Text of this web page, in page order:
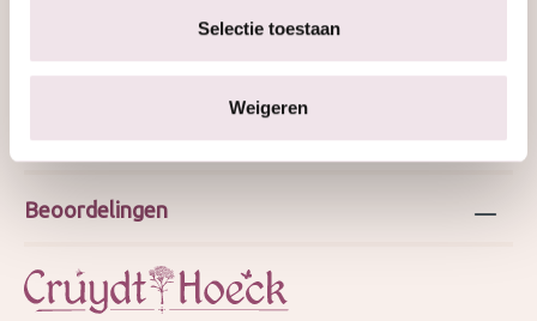
Selectie toestaan
Weigeren
Over ons
Webshop
Beoordelingen